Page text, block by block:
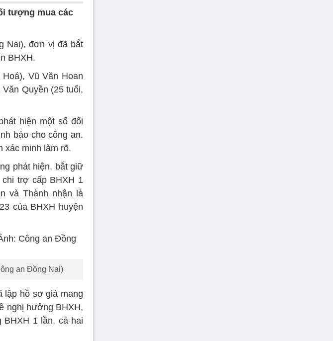
tượng mua các
Nai), đơn vị đã bắt
BHXH.
Vũ Văn Hoan
Quyền (25 tuổi,
hiện một số đối
báo cho công an.
xác minh làm rõ.
phát hiện, bắt giữ
trợ cấp BHXH 1
và Thành nhận là
của BHXH huyện
an Đồng Nai)
lập hồ sơ giả mang
nghị hưởng BHXH,
1 lần, cả hai